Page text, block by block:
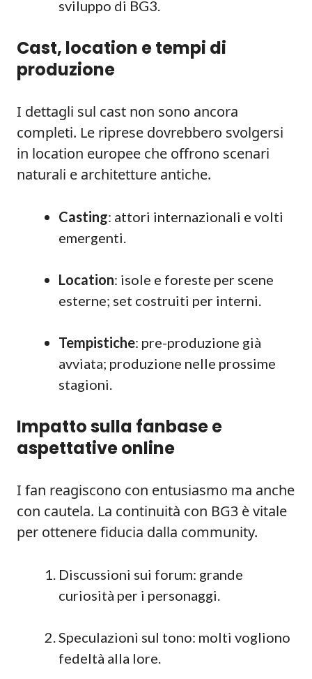
sviluppo di BG3.
Cast, location e tempi di
produzione
I dettagli sul cast non sono ancora
completi. Le riprese dovrebbero svolgersi
in location europee che offrono scenari
naturali e architetture antiche.
Casting: attori internazionali e volti
emergenti.
Location: isole e foreste per scene
esterne; set costruiti per interni.
Tempistiche: pre-produzione già
avviata; produzione nelle prossime
stagioni.
Impatto sulla fanbase e
aspettative online
I fan reagiscono con entusiasmo ma anche
con cautela. La continuità con BG3 è vitale
per ottenere fiducia dalla community.
Discussioni sui forum: grande
curiosità per i personaggi.
Speculazioni sul tono: molti vogliono
fedeltà alla lore.